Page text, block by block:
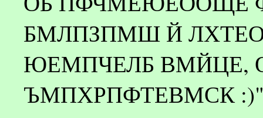
БМЛПЗПМШ Й
ЮЕМПЧЕЛБ ВМЙЦЕ,
ЪМПХРПФТЕВМСК